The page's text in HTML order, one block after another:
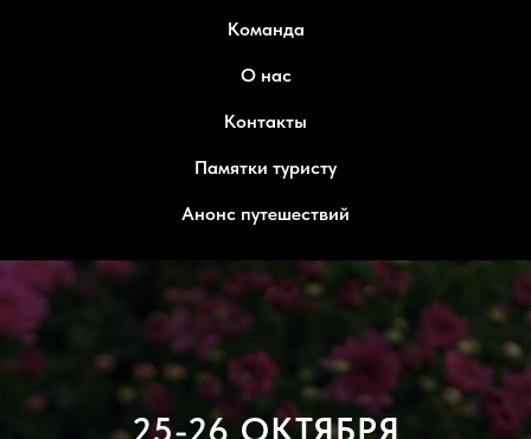
Команда
О нас
Контакты
Памятки туристу
Анонс путешествий
25-26 ОКТЯБРЯ